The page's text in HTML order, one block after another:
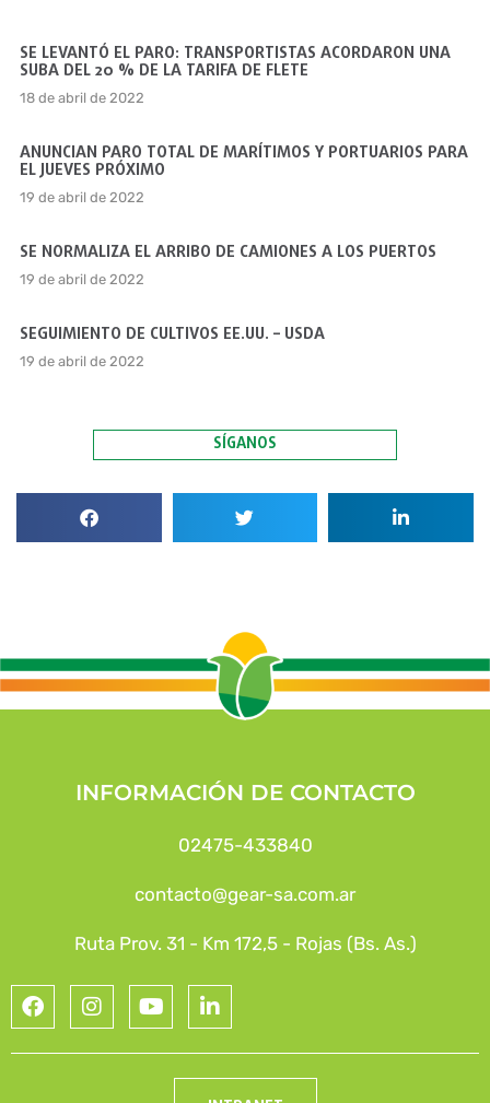
SE LEVANTÓ EL PARO: TRANSPORTISTAS ACORDARON UNA
SUBA DEL 20 % DE LA TARIFA DE FLETE
18 de abril de 2022
ANUNCIAN PARO TOTAL DE MARÍTIMOS Y PORTUARIOS PARA
EL JUEVES PRÓXIMO
19 de abril de 2022
SE NORMALIZA EL ARRIBO DE CAMIONES A LOS PUERTOS
19 de abril de 2022
SEGUIMIENTO DE CULTIVOS EE.UU. – USDA
19 de abril de 2022
SÍGANOS
INFORMACIÓN DE CONTACTO
02475-433840
contacto@gear-sa.com.ar
Ruta Prov. 31 - Km 172,5 - Rojas (Bs. As.)